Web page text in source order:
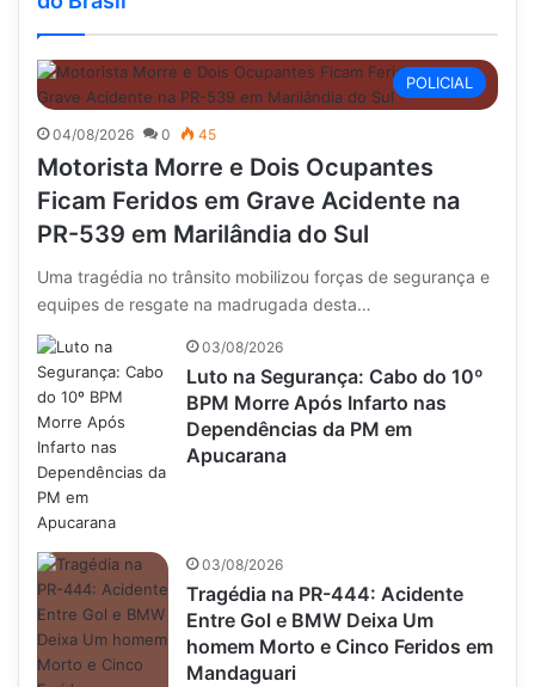
POLICIAL
04/08/2026 0 45
Motorista Morre e Dois Ocupantes
Ficam Feridos em Grave Acidente na
PR-539 em Marilândia do Sul
Uma tragédia no trânsito mobilizou forças de segurança e
equipes de resgate na madrugada desta…
03/08/2026
Luto na Segurança: Cabo do 10º
BPM Morre Após Infarto nas
Dependências da PM em
Apucarana
03/08/2026
Tragédia na PR-444: Acidente
Entre Gol e BMW Deixa Um
homem Morto e Cinco Feridos em
Mandaguari